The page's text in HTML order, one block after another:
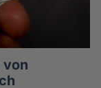
von